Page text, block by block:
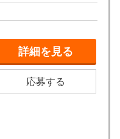
詳細を見る
応募する